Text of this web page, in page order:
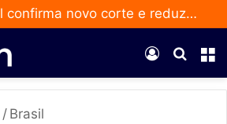
Banco Central confirma novo corte e reduz a taxa Selic para 14% ao ano
por
Entrar
/ Brasil